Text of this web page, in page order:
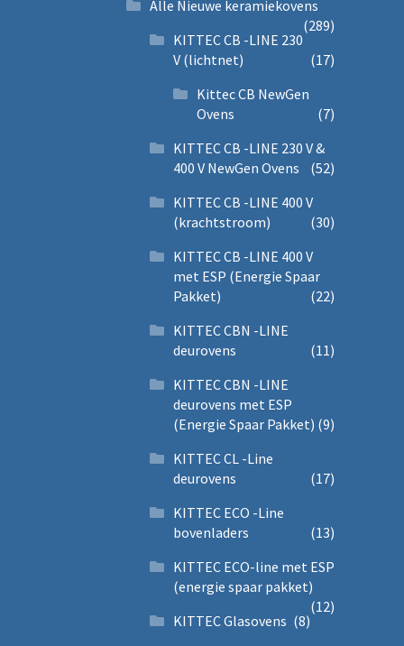
Alle Nieuwe keramiekovens
(289)
KITTEC CB -LINE 230
V (lichtnet)
(17)
Kittec CB NewGen
Ovens
(7)
KITTEC CB -LINE 230 V &
400 V NewGen Ovens
(52)
KITTEC CB -LINE 400 V
(krachtstroom)
(30)
KITTEC CB -LINE 400 V
met ESP (Energie Spaar
Pakket)
(22)
KITTEC CBN -LINE
deurovens
(11)
KITTEC CBN -LINE
deurovens met ESP
(Energie Spaar Pakket) (9)
KITTEC CL -Line
deurovens
(17)
KITTEC ECO -Line
bovenladers
(13)
KITTEC ECO-line met ESP
(energie spaar pakket)
(12)
KITTEC Glasovens (8)